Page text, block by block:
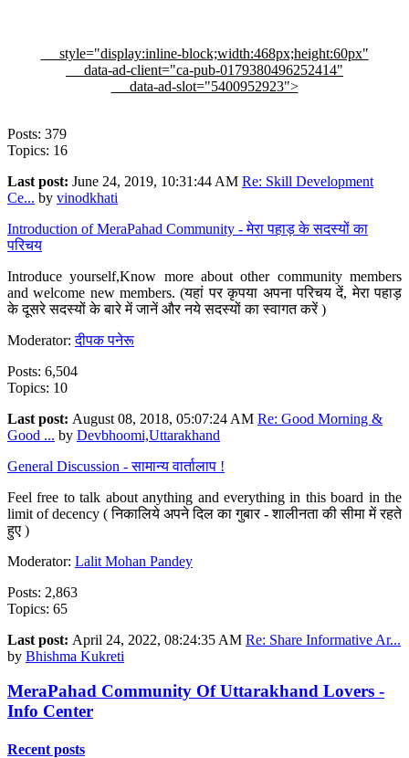
style="display:inline-block;width:468px;height:60px"
data-ad-client="ca-pub-0179380496252414"
data-ad-slot="5400952923">
Posts: 379
Topics: 16
Last post: June 24, 2019, 10:31:44 AM Re: Skill Development
Ce... by vinodkhati
Introduction of MeraPahad Community - मेरा पहाड़ के सदस्यों का
परिचय
Introduce yourself,Know more about other community members
and welcome new members. (यहां पर कृपया अपना परिचय दें, मेरा पहाड़
के दूसरे सदस्यों के बारे में जानें और नये सदस्यों का स्वागत करें )
Moderator:दीपक पनेरू
Posts: 6,504
Topics: 10
Last post: August 08, 2018, 05:07:24 AM Re: Good Morning &
Good ... by Devbhoomi,Uttarakhand
General Discussion - सामान्य वार्तालाप !
Feel free to talk about anything and everything in this board in the
limit of decency ( निकालिये अपने दिल का गुबार - शालीनता की सीमा में रहते
हुए )
Moderator: Lalit Mohan Pandey
Posts: 2,863
Topics: 65
Last post: April 24, 2022, 08:24:35 AM Re: Share Informative Ar...
by Bhishma Kukreti
MeraPahad Community Of Uttarakhand Lovers -
Info Center
Recent posts